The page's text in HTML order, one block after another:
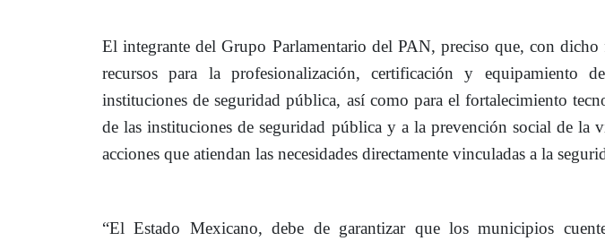
El integrante del Grupo Parlamentario del PAN, preciso que, con
recursos para la profesionalización, certificación y equipamiento
instituciones de seguridad pública, así como para el fortalecimiento
de las instituciones de seguridad pública y a la prevención social de la
acciones que atiendan las necesidades directamente vinculadas a la
“El Estado Mexicano, debe de garantizar que los municipios